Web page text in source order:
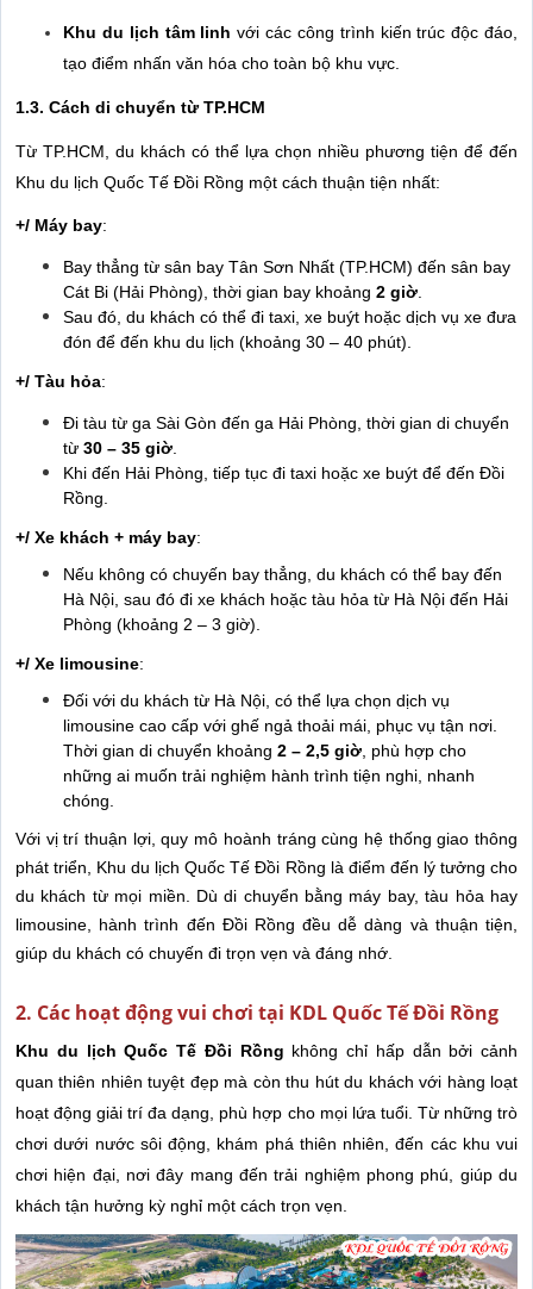
Khu du lịch tâm linh với các công trình kiến trúc độc đáo,
tạo điểm nhấn văn hóa cho toàn bộ khu vực.
1.3. Cách di chuyển từ TP.HCM
Từ TP.HCM, du khách có thể lựa chọn nhiều phương tiện để đến
Khu du lịch Quốc Tế Đồi Rồng một cách thuận tiện nhất:
+/ Máy bay:
Bay thẳng từ sân bay Tân Sơn Nhất (TP.HCM) đến sân bay
Cát Bi (Hải Phòng), thời gian bay khoảng 2 giờ
Sau đó, du khách có thể đi taxi, xe buýt hoặc dịch vụ xe đưa
đón để đến khu du lịch (khoảng 30 – 40 phút).
+/ Tàu hỏa:
Đi tàu từ ga Sài Gòn đến ga Hải Phòng, thời gian di chuyển
từ 30 – 35 giờ
Khi đến Hải Phòng, tiếp tục đi taxi hoặc xe buýt để đến Đồi
Rồng.
+/ Xe khách + máy bay:
Nếu không có chuyến bay thẳng, du khách có thể bay đến
Hà Nội, sau đó đi xe khách hoặc tàu hỏa từ Hà Nội đến Hải
Phòng (khoảng 2 – 3 giờ).
+/ Xe limousine:
Đối với du khách từ Hà Nội, có thể lựa chọn dịch vụ
limousine cao cấp với ghế ngả thoải mái, phục vụ tận nơi.
Thời gian di chuyển khoảng 2 – 2,5 giờ , phù hợp cho
những ai muốn trải nghiệm hành trình tiện nghi, nhanh
chóng.
Với vị trí thuận lợi, quy mô hoành tráng cùng hệ thống giao thông
phát triển, Khu du lịch Quốc Tế Đồi Rồng là điểm đến lý tưởng cho
du khách từ mọi miền. Dù di chuyển bằng máy bay, tàu hỏa hay
limousine, hành trình đến Đồi Rồng đều dễ dàng và thuận tiện,
giúp du khách có chuyến đi trọn vẹn và đáng nhớ.
2. Các hoạt động vui chơi tại KDL Quốc Tế Đồi Rồng
Khu du lịch Quốc Tế Đồi Rồng không chỉ hấp dẫn bởi cảnh
quan thiên nhiên tuyệt đẹp mà còn thu hút du khách với hàng loạt
hoạt động giải trí đa dạng, phù hợp cho mọi lứa tuổi. Từ những trò
chơi dưới nước sôi động, khám phá thiên nhiên, đến các khu vui
chơi hiện đại, nơi đây mang đến trải nghiệm phong phú, giúp du
khách tận hưởng kỳ nghỉ một cách trọn vẹn.